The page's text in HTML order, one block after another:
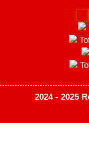
2024 - 2025